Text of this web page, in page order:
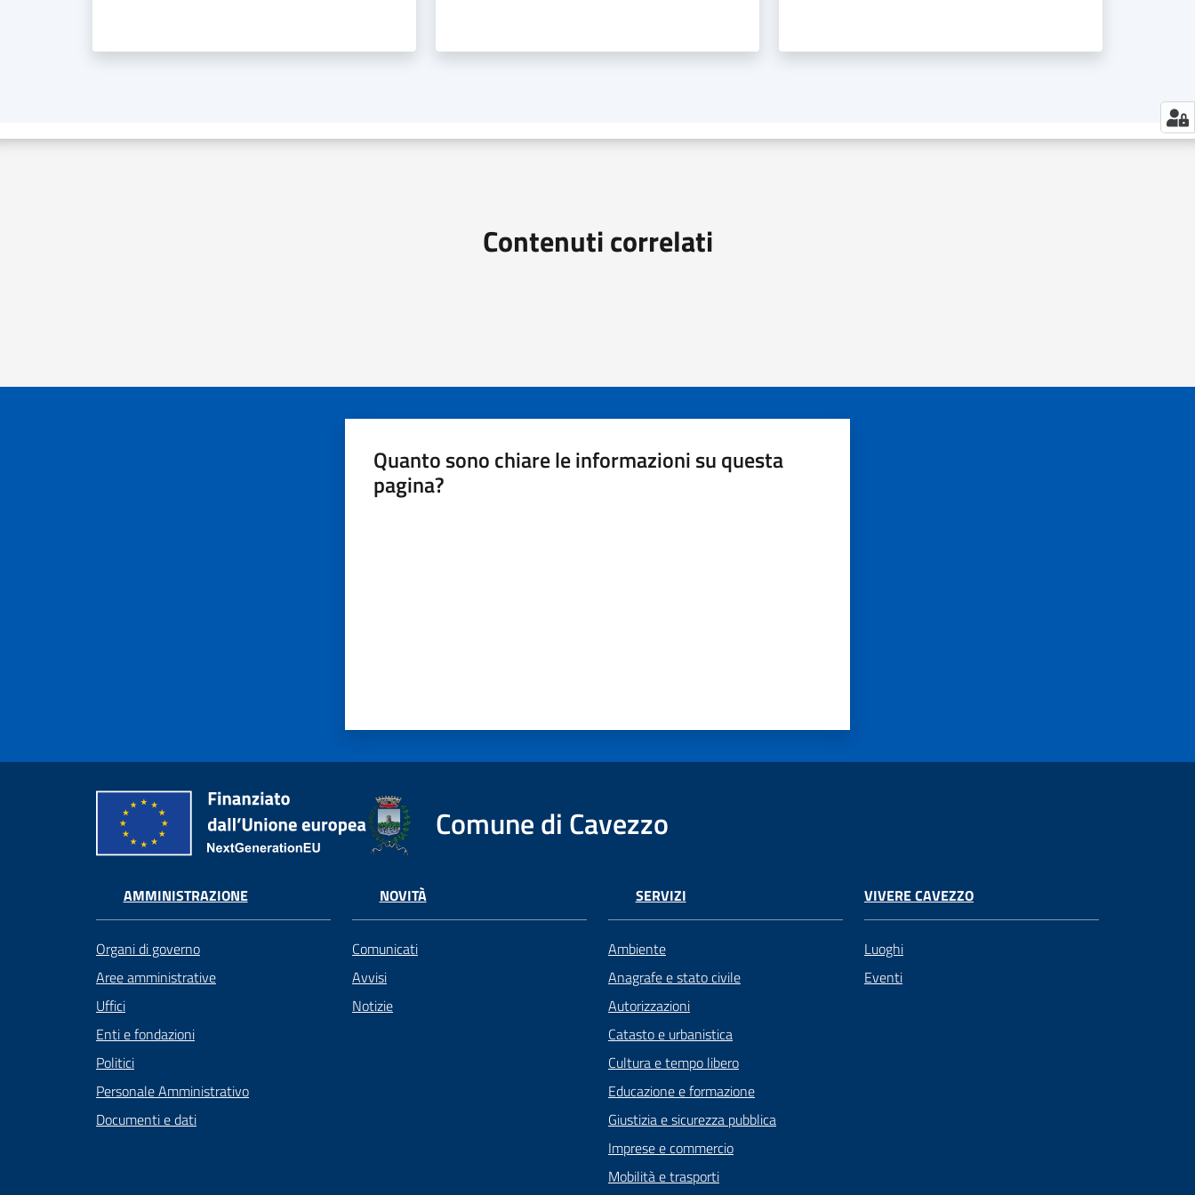
Contenuti correlati
Quanto sono chiare le informazioni su questa
pagina?
Comune di Cavezzo
AMMINISTRAZIONE
Organi di governo
Aree amministrative
Uffici
Enti e fondazioni
Politici
Personale Amministrativo
Documenti e dati
NOVITÀ
Comunicati
Avvisi
Notizie
SERVIZI
Ambiente
Anagrafe e stato civile
Autorizzazioni
Catasto e urbanistica
Cultura e tempo libero
Educazione e formazione
Giustizia e sicurezza pubblica
Imprese e commercio
Mobilità e trasporti
VIVERE CAVEZZO
Luoghi
Eventi